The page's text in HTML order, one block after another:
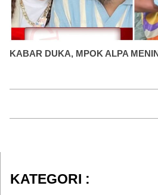
KABAR DUKA, MPOK ALPA
KATEGORI :